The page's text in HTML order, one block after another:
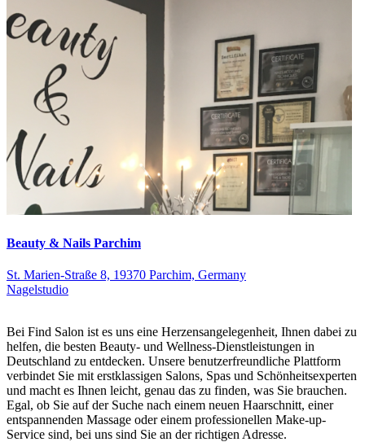
Beauty & Nails Parchim
St. Marien-Straße 8, 19370 Parchim, Germany
Nagelstudio
Bei Find Salon ist es uns eine Herzensangelegenheit, Ihnen dabei zu
helfen, die besten Beauty- und Wellness-Dienstleistungen in
Deutschland zu entdecken. Unsere benutzerfreundliche Plattform
verbindet Sie mit erstklassigen Salons, Spas und Schönheitsexperten
und macht es Ihnen leicht, genau das zu finden, was Sie brauchen.
Egal, ob Sie auf der Suche nach einem neuen Haarschnitt, einer
entspannenden Massage oder einem professionellen Make-up-
Service sind, bei uns sind Sie an der richtigen Adresse.